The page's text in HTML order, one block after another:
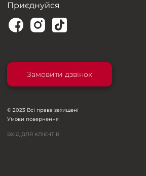
Приєднуйся
Замовити дзвінок
© 2023 Всі права захищені
Умови повернення
ВХІД ДЛЯ КЛІЄНТІВ